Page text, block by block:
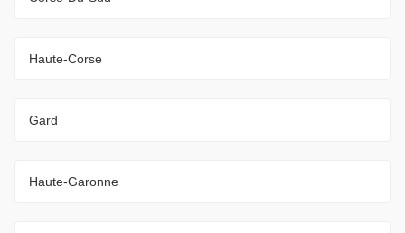
Haute-Corse
Gard
Haute-Garonne